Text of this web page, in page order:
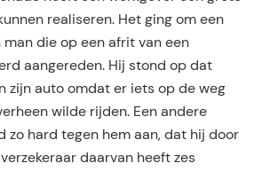
realiseren. Het ging om een
die op een afrit van een
aangereden. Hij stond op dat
zijn auto omdat er iets op de weg
wilde rijden. Een andere
zo hard tegen hem aan, dat hij door
daarvan heeft zes